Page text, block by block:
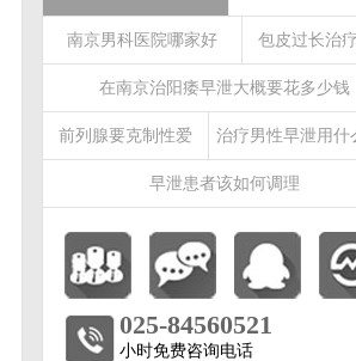
南京男科医院哪家好 包皮过长治
在南京治阳痿早泄大概要花多少钱
前列腺要克制性爱 治疗男性早泄用什
早泄患者该如何调理
025-84560521
小时免费咨询电话